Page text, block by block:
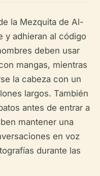
la Mezquita de Al-
y adhieran al código
deben usar
mangas, mientras
la cabeza con un
largos. También
antes de entrar a
mantener una
en voz
durante las